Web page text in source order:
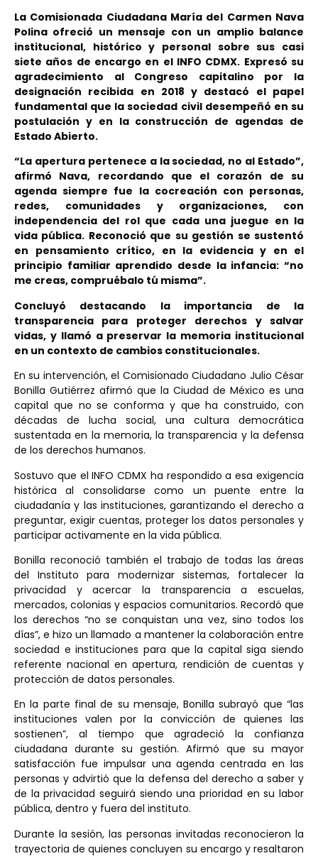
La Comisionada Ciudadana María del Carmen Nava
Polina ofreció un mensaje con un amplio balance
institucional, histórico y personal sobre sus casi
siete años de encargo en el INFO CDMX. Expresó su
agradecimiento al Congreso capitalino por la
designación recibida en 2018 y destacó el papel
fundamental que la sociedad civil desempeñó en su
postulación y en la construcción de agendas de
Estado Abierto.
“La apertura pertenece a la sociedad, no al Estado”,
afirmó Nava, recordando que el corazón de su
agenda siempre fue la cocreación con personas,
redes, comunidades y organizaciones, con
independencia del rol que cada una juegue en la
vida pública. Reconoció que su gestión se sustentó
en pensamiento crítico, en la evidencia y en el
principio familiar aprendido desde la infancia: “no
me creas, compruébalo tú misma”.
Concluyó destacando la importancia de la
transparencia para proteger derechos y salvar
vidas, y llamó a preservar la memoria institucional
en un contexto de cambios constitucionales.
En su intervención, el Comisionado Ciudadano Julio César
Bonilla Gutiérrez afirmó que la Ciudad de México es una
capital que no se conforma y que ha construido, con
décadas de lucha social, una cultura democrática
sustentada en la memoria, la transparencia y la defensa
de los derechos humanos.
Sostuvo que el INFO CDMX ha respondido a esa exigencia
histórica al consolidarse como un puente entre la
ciudadanía y las instituciones, garantizando el derecho a
preguntar, exigir cuentas, proteger los datos personales y
participar activamente en la vida pública.
Bonilla reconoció también el trabajo de todas las áreas
del Instituto para modernizar sistemas, fortalecer la
privacidad y acercar la transparencia a escuelas,
mercados, colonias y espacios comunitarios. Recordó que
los derechos “no se conquistan una vez, sino todos los
días”, e hizo un llamado a mantener la colaboración entre
sociedad e instituciones para que la capital siga siendo
referente nacional en apertura, rendición de cuentas y
protección de datos personales.
En la parte final de su mensaje, Bonilla subrayó que “las
instituciones valen por la convicción de quienes las
sostienen”, al tiempo que agradeció la confianza
ciudadana durante su gestión. Afirmó que su mayor
satisfacción fue impulsar una agenda centrada en las
personas y advirtió que la defensa del derecho a saber y
de la privacidad seguirá siendo una prioridad en su labor
pública, dentro y fuera del instituto.
Durante la sesión, las personas invitadas reconocieron la
trayectoria de quienes concluyen su encargo y resaltaron